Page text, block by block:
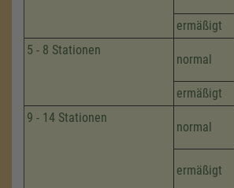
ermäßigt
5 - 8 Stationen
normal
ermäßigt
9 - 14 Stationen
normal
ermäßigt